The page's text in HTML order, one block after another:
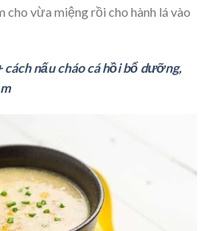
cho vừa miệng rồi cho hành lá vào
cách nấu cháo cá hồi bổ dưỡng,